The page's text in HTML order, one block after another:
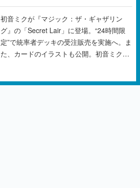
初音ミクが『マジック：ザ・ギャザリン
グ』の「Secret Lair」に登場。“24時間限
定”で統率者デッキの受注販売を実施へ。ま
た、カードのイラストも公開。初音ミクの